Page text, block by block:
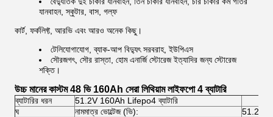
যানবাহন, স্কুটার, বাস, গল্ফ
কার্ট, ফর্কলিফ্ট, আরভি এবং আরও অনেক কিছু।
টেলিযোগাযোগ, ব্যাক-আপ বিদ্যুৎ সরবরাহ, ইউপিএস
সৌরজগৎ, সৌর রাস্তা, হোম এনার্জি স্টোরেজ ইত্যাদির জন্য স্টোরেজ
শক্তি।
উচ্চ মানের কাস্টম 48 ভি 160Ah সেরা লিথিয়াম লাইফপো 4 ব্যাটারি
ব্যাটারির ধরন
51.2V 160Ah Lifepo4 ব্যাটারি
ঘ
নামমাত্র ভোল্টেজ (ভি):
51.2V